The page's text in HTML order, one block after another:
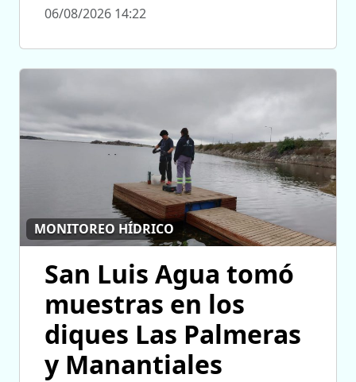
06/08/2026 14:22
MONITOREO HÍDRICO
San Luis Agua tomó
muestras en los
diques Las Palmeras
y Manantiales